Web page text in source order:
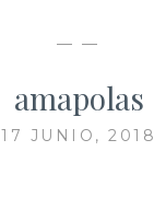
— —
amapolas
17 JUNIO, 2018